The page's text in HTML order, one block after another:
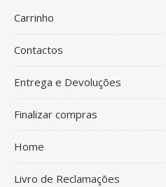
Carrinho
Contactos
Entrega e Devoluções
Finalizar compras
Home
Livro de Reclamações